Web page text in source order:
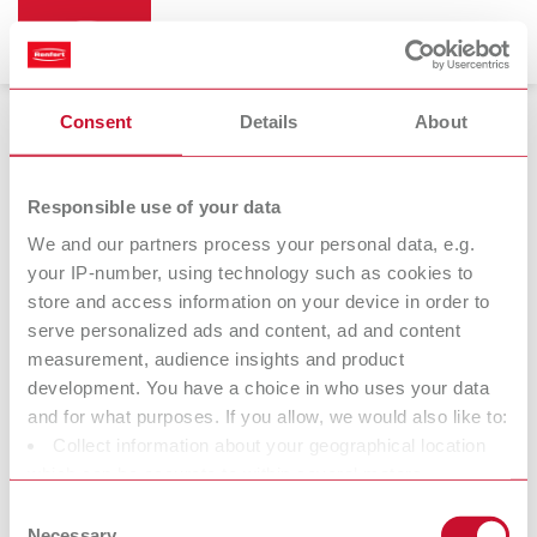
Consent Details About
Responsible use of your data
We and our partners process your personal data, e.g.
your IP-number, using technology such as cookies to
store and access information on your device in order to
serve personalized ads and content, ad and content
measurement, audience insights and product
development. You have a choice in who uses your data
and for what purposes. If you allow, we would also like to:
Collect information about your geographical location
characteristics (fingerprinting)
Microscopi dentali e sistemi di
visualizzazione
Mobiloskop S
Microscopio
Noi della Renfert vogliamo semplificare il lavoro di odontotecnici e
dentisti e consentire una gestione ottimale dei processi lavorativi.
Nello sviluppo dei nostri prodotti, cerchiamo pertanto di attenerci
dello studio dentistico. Lo sviluppo dei nostri apparecchi e dei